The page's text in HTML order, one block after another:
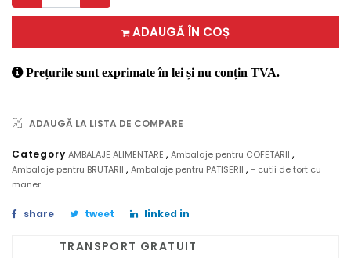
ADAUGĂ ÎN COȘ
Prețurile sunt exprimate în lei și nu conțin TVA.
ADAUGĂ LA LISTA DE COMPARE
CategoryAMBALAJE ALIMENTARE,Ambalaje pentru COFETARII,
Ambalaje pentru BRUTARII , Ambalaje pentru PATISERII , - cutii de tort cu
maner
share tweet linked in
TRANSPORT GRATUIT